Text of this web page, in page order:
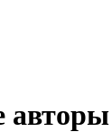
авторы